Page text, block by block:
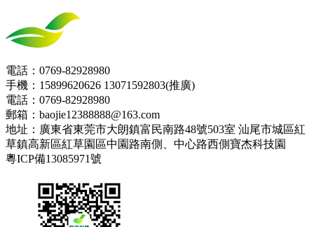
電話：0769-82928980
手機：15899620626 13071592803(推廣)
電話：0769-82928980
郵箱：baojie12388888@163.com
地址：廣東省東莞市大朗鎮富民南路48號503室 汕尾市城區紅
草鎮高新區紅草園區中園路南側、中心路西側寶杰科技園
粵ICP備13085971號